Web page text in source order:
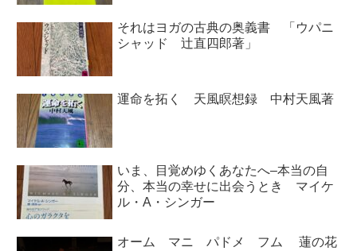
それはヨガの古典の奥義書 「ウパニ
シャッド 辻直四郎著」
運命を拓く 天風瞑想録 中村天風著
いま、目覚めゆくあなたへ–本当の自
分、本当の幸せに出会うとき マイケ
ル・A・シンガー
オーム マニ パドメ フム 蓮の花